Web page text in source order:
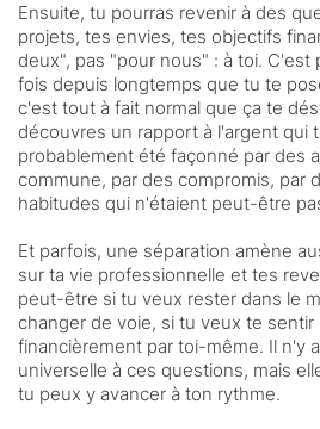
Ensuite, tu pourras revenir à des
projets, tes envies, tes objectifs
deux", pas "pour nous" : à toi. C'est
fois depuis longtemps que tu te
c'est tout à fait normal que ça te
découvres un rapport à l'argent qui
probablement été façonné par des
commune, par des compromis, par
habitudes qui n'étaient peut-être
Et parfois, une séparation amène
sur ta vie professionnelle et tes
peut-être si tu veux rester dans le
changer de voie, si tu veux te sentir
financièrement par toi-même. Il n'y
universelle à ces questions, mais
tu peux y avancer à ton rythme.